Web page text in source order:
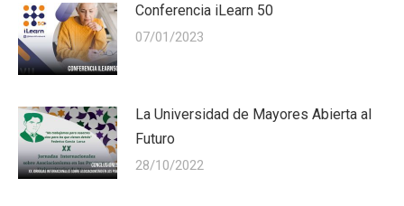
Conferencia iLearn 50
07/01/2023
La Universidad de Mayores Abierta al
Futuro
28/10/2022